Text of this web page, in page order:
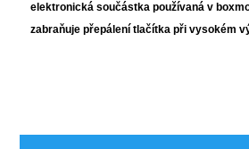
elektronická součástka používaná v
zabraňuje přepálení tlačítka při vysokém